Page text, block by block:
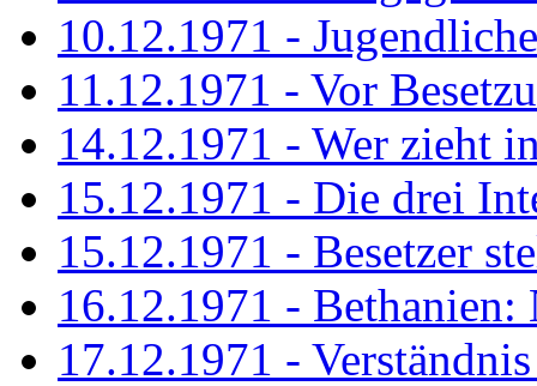
10.12.1971 -
11.12.1971 - Vor
14.12.1971 - Wer zieht
15.12.1971 - Die drei
15.12.1971 - Besetzer
16.12.1971 - Bethanien:
17.12.1971 -